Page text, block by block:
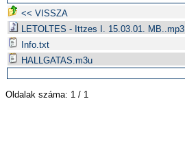
<< VISSZA
LETOLTES - Ittzes I. 15.03.01. MB..mp3
Info.txt
HALLGATAS.m3u
Oldalak száma: 1 / 1